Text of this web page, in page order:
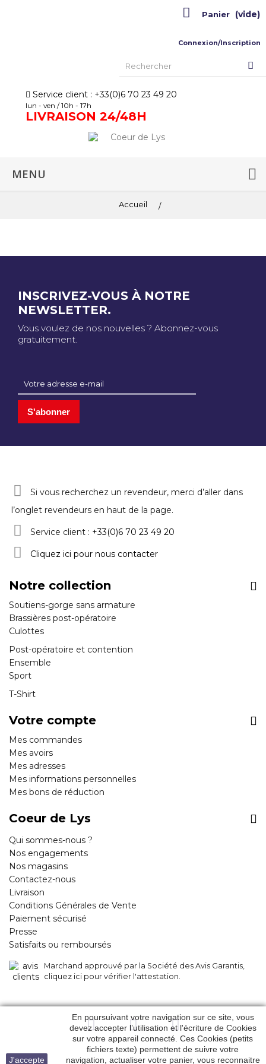
Panier (vide)
Connexion/Inscription
Service client : +33(0)6 70 23 49 20
lun - ven / 10h - 17h
LIVRAISON 24/48H
MENU
Accueil
INSCRIVEZ-VOUS À NOTRE
NEWSLETTER.
Vous voulez de nos nouvelles ? Abonnez-vous
gratuitement.
S'abonner
Si vous recherchez un revendeur, merci d’aller dans
l’onglet revendeurs en haut de la page.
Service client : +33(0)6 70 23 49 20
Cliquez ici pour nous contacter
Notre collection
Soutiens-gorge sans armature
Brassières post-opératoire
Culottes
Post-opératoire et contention
Ensemble
Sport
T-Shirt
Votre compte
Mes commandes
Mes avoirs
Mes adresses
Mes informations personnelles
Mes bons de réduction
Coeur de Lys
Qui sommes-nous ?
Nos engagements
Nos magasins
Contactez-nous
Livraison
Conditions Générales de Vente
Paiement sécurisé
Presse
Satisfaits ou remboursés
Marchand approuvé par la Société des Avis Garantis,
cliquez ici pour vérifier l'attestation.
J'accepte
En poursuivant votre navigation sur ce site, vous
devez accepter l’utilisation et l'écriture de Cookies
sur votre appareil connecté. Ces Cookies (petits
fichiers texte) permettent de suivre votre
navigation, actualiser votre panier, vous reconnaitre